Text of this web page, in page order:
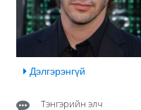
Дэлгэрэнгүй
Тэнгэрийн элч